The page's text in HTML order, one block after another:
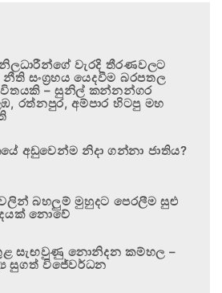
නිලධාරීන්ගේ වැරදි තීරණවලට
සංග්‍රහය යෙදවීම බරපතල
– සුනිල් කන්නන්ගර
රත්නපුර, අම්පාර හිටපු මහ
අඩුවෙන්ම නිදා ගන්නා ජාතිය?
බහලුම් මුහුදට පෙරලීම සුළු
නොවේ
සැඟවුණු නොනිදන කම්හල –
සුගත් විජේවර්ධන